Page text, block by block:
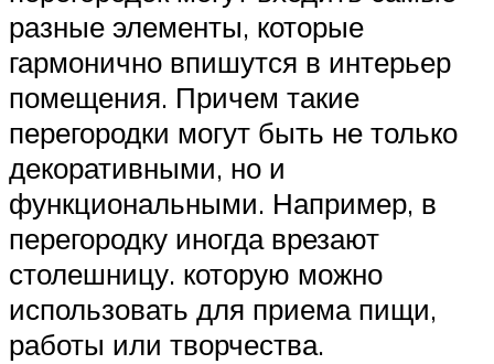
разные элементы, которые
гармонично впишутся в интерьер
помещения. Причем такие
перегородки могут быть не только
декоративными, но и
функциональными. Например, в
перегородку иногда врезают
столешницу. которую можно
использовать для приема пищи,
работы или творчества.